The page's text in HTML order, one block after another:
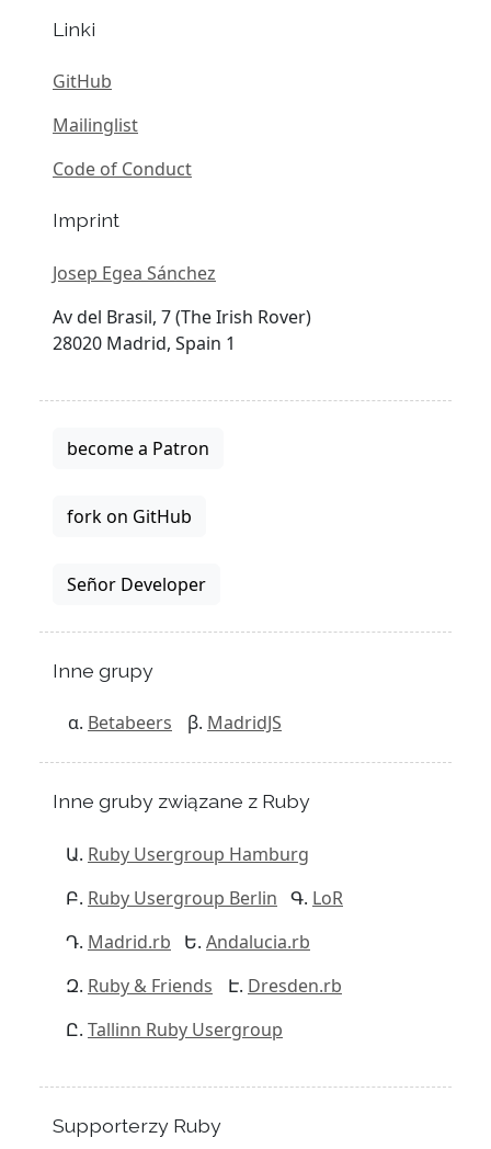
Linki
GitHub
Mailinglist
Code of Conduct
Imprint
Josep Egea Sánchez
Av del Brasil, 7 (The Irish Rover)
28020 Madrid, Spain 1
become a Patron
fork on GitHub
Señor Developer
Inne grupy
Betabeers MadridJS
Inne gruby związane z Ruby
Ruby Usergroup Hamburg
Ruby Usergroup Berlin
LoR
Madrid.rb
Andalucia.rb
Ruby & Friends
Dresden.rb
Tallinn Ruby Usergroup
Supporterzy Ruby